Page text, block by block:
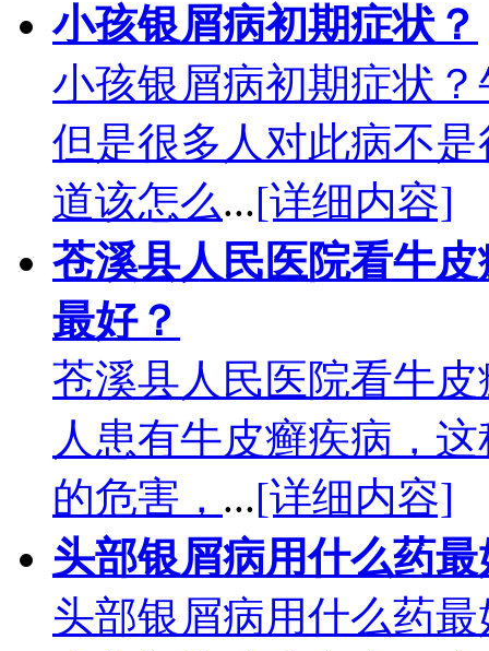
小孩银屑病初期症状？
小孩银屑病初期症状
但是很多人对此病不
道该怎么...[详细内容]
苍溪县人民医院看牛
最好？
苍溪县人民医院看牛
人患有牛皮癣疾病，
的危害， ...[详细内容]
头部银屑病用什么药最
头部银屑病用什么药